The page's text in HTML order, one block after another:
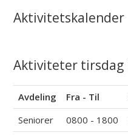
Aktivitetskalender
Aktiviteter tirsdag
Avdeling Fra - Til
Seniorer
0800 - 1800